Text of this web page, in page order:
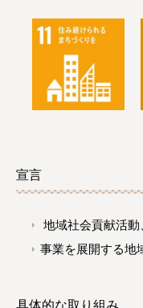
宣言
地域社会貢献活動
事業を展開する地